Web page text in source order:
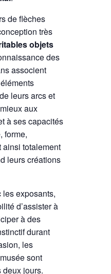
de flèches
très
objets
des
associent
leurs arcs et
aux
à ses capacités
forme,
ainsi totalement
leurs créations
exposants,
d’assister à
à des
durant
les
sont
jours.